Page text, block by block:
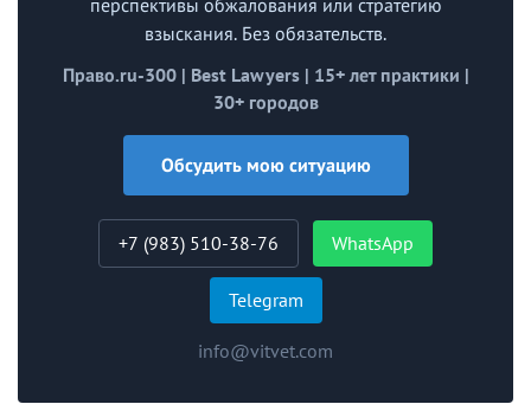
перспективы обжалования или стратегию
взыскания. Без обязательств.
Право.ru-300 | Best Lawyers | 15+ лет практики |
30+ городов
Обсудить мою ситуацию
+7 (983) 510-38-76 WhatsApp
Telegram
info@vitvet.com